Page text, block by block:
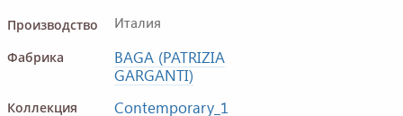
Производство
Италия
Фабрика
BAGA (PATRIZIA
GARGANTI)
Коллекция Contemporary_1